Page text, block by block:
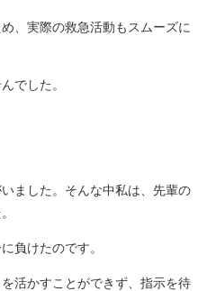
、実際の救急活動もスムーズに
でした。
ました。そんな中私は、先輩の
負けたのです。
活かすことができず、指示を待